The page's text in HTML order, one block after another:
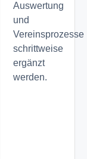
Auswertung
und
Vereinsprozesse
schrittweise
ergänzt
werden.